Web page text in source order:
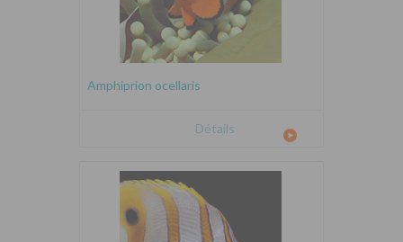
Amphiprion ocellaris
Détails